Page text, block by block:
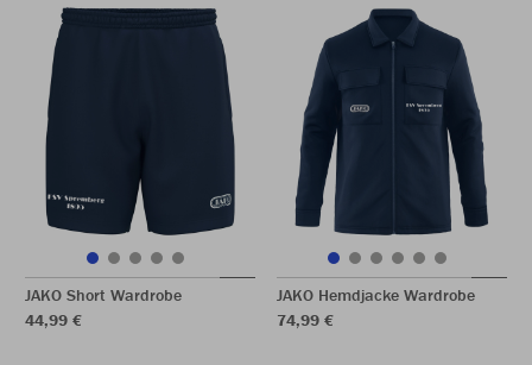
JAKO Short Wardrobe
44,99 €
JAKO Hemdjacke Wardrobe
74,99 €